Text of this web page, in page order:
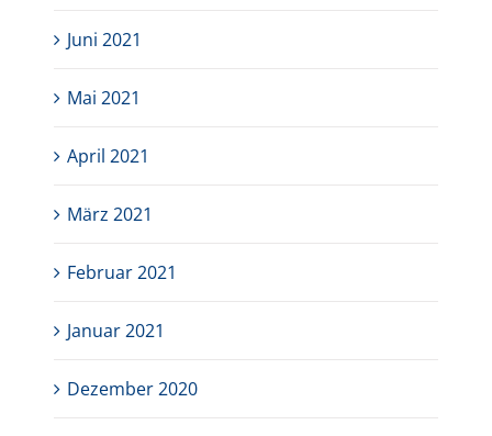
Juni 2021
Mai 2021
April 2021
März 2021
Februar 2021
Januar 2021
Dezember 2020